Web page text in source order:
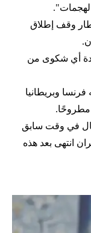
وقف إطلاق
أي شكوى من
وبريطانيا
مطروحًا.
قال في وقت سابق
انتهى بعد هذه